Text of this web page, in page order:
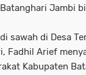
Jambi
sawah di Desa
Fadhil Arief
Kabupaten